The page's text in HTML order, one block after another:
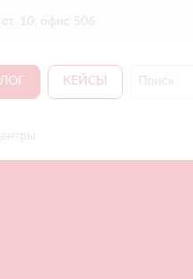
10, офис 506
КЕЙСЫ